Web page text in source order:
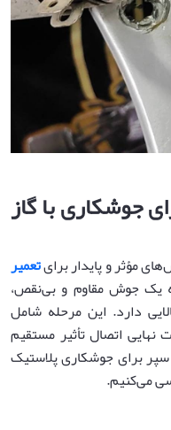
جوشکاری با گاز
مؤثر و پایدار برایتعمیر
یک جوش مقاوم و بی‌نقص،
دارد. این مرحله شامل
اتصال تأثیر مستقیم
برای جوشکاری پلاستیک
می‌کنیم.